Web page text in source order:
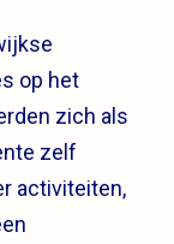
op het
zich als
zelf
activiteiten,